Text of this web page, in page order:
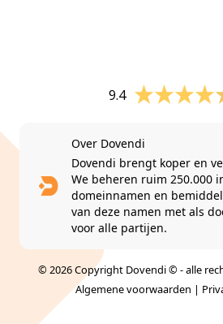
9.4
Over Dovendi
Dovendi brengt koper en
We beheren ruim 250.000
domeinnamen en
van deze namen met als
voor alle partijen.
© 2026 Copyright Dovendi © - alle
Algemene voorwaarden |